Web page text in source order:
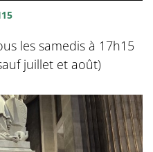
les samedis à 17h15
juillet et août)